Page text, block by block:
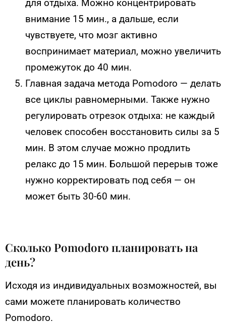
для отдыха. Можно концентрировать
внимание 15 мин., а дальше, если
чувствуете, что мозг активно
воспринимает материал, можно увеличить
промежуток до 40 мин.
Главная задача метода Pomodoro — делать
все циклы равномерными. Также нужно
регулировать отрезок отдыха: не каждый
человек способен восстановить силы за 5
мин. В этом случае можно продлить
релакс до 15 мин. Большой перерыв тоже
нужно корректировать под себя — он
может быть 30-60 мин.
Сколько Pomodoro планировать на
день?
Исходя из индивидуальных возможностей, вы
сами можете планировать количество
Pomodoro.